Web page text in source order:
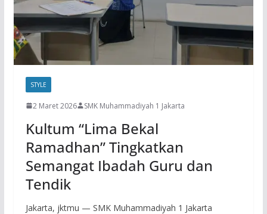
STYLE
2 Maret 2026 SMK Muhammadiyah 1 Jakarta
Kultum “Lima Bekal
Ramadhan” Tingkatkan
Semangat Ibadah Guru dan
Tendik
Jakarta, jktmu — SMK Muhammadiyah 1 Jakarta